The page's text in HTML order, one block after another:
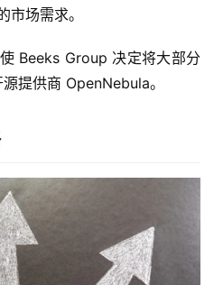
场需求。
Beeks Group 决定将大部分
提供商 OpenNebula。